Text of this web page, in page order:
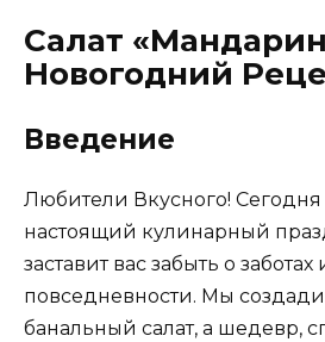
Салат
Новогодний
Введение
Любители Вкусного!
настоящий кулинарный
заставит вас забыть о
повседневности. Мы
банальный салат, а шедевр,